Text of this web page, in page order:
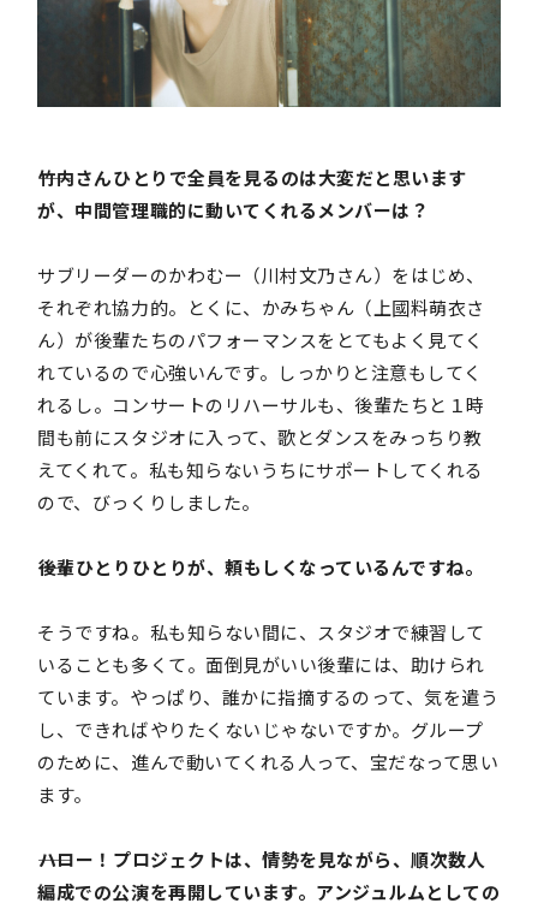
――竹内さんひとりで全員を見るのは大変だと思います
が、中間管理職的に動いてくれるメンバーは？
サブリーダーのかわむー（川村文乃さん）をはじめ、
それぞれ協力的。とくに、かみちゃん（上國料萌衣さ
ん）が後輩たちのパフォーマンスをとてもよく見てく
れているので心強いんです。しっかりと注意もしてく
れるし。コンサートのリハーサルも、後輩たちと１時
間も前にスタジオに入って、歌とダンスをみっちり教
えてくれて。私も知らないうちにサポートしてくれる
ので、びっくりしました。
――後輩ひとりひとりが、頼もしくなっているんですね。
そうですね。私も知らない間に、スタジオで練習して
いることも多くて。面倒見がいい後輩には、助けられ
ています。やっぱり、誰かに指摘するのって、気を遣う
し、できればやりたくないじゃないですか。グループ
のために、進んで動いてくれる人って、宝だなって思い
ます。
――ハロー！プロジェクトは、情勢を見ながら、順次数人
編成での公演を再開しています。アンジュルムとしての